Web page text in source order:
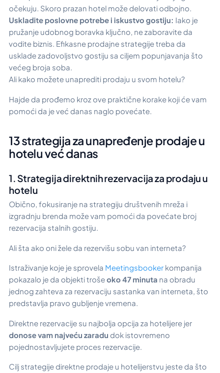
očekuju. Skoro prazan hotel može delovati odbojno.
Uskladite poslovne potrebe i iskustvo gostiju: Iako je
pružanje udobnog boravka ključno, ne zaboravite da
vodite biznis. Efikasne prodajne strategije treba da
usklade zadovoljstvo gostiju sa ciljem popunjavanja što
većeg broja soba.
Ali kako možete unaprediti prodaju u svom hotelu?
Hajde da prođemo kroz ove praktične korake koji će vam
pomoći da je već danas naglo povećate.
13 strategija za unapređenje prodaje u
hotelu već danas
1. Strategija direktnih rezervacija za prodaju u
hotelu
Obično, fokusiranje na strategiju društvenih mreža i
izgradnju brenda može vam pomoći da povećate broj
rezervacija stalnih gostiju.
Ali šta ako oni žele da rezervišu sobu van interneta?
Istraživanje koje je sprovela Meetingsbooker kompanija
pokazalo je da objekti trošeoko 47 minuta na obradu
jednog zahteva za rezervaciju sastanka van interneta, što
predstavlja pravo gubljenje vremena.
Direktne rezervacije su najbolja opcija za hotelijere jer
donose vam najveću zaradu dok istovremeno
pojednostavljujete proces rezervacije.
Cilj strategije direktne prodaje u hotelijerstvu jeste da što